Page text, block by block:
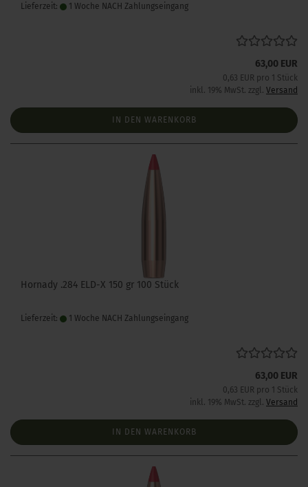
Lieferzeit: 1 Woche NACH Zahlungseingang
63,00 EUR
0,63 EUR pro 1 Stück
inkl. 19% MwSt. zzgl. Versand
IN DEN WARENKORB
Hornady .284 ELD-X 150 gr 100 Stück
Lieferzeit: 1 Woche NACH Zahlungseingang
63,00 EUR
0,63 EUR pro 1 Stück
inkl. 19% MwSt. zzgl. Versand
IN DEN WARENKORB